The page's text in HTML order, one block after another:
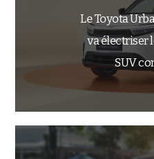
Le Toyota
va électriser
SUV